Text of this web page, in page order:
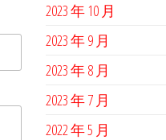
2023 年 10 月
2023 年 9 月
2023 年 8 月
2023 年 7 月
2022 年 5 月